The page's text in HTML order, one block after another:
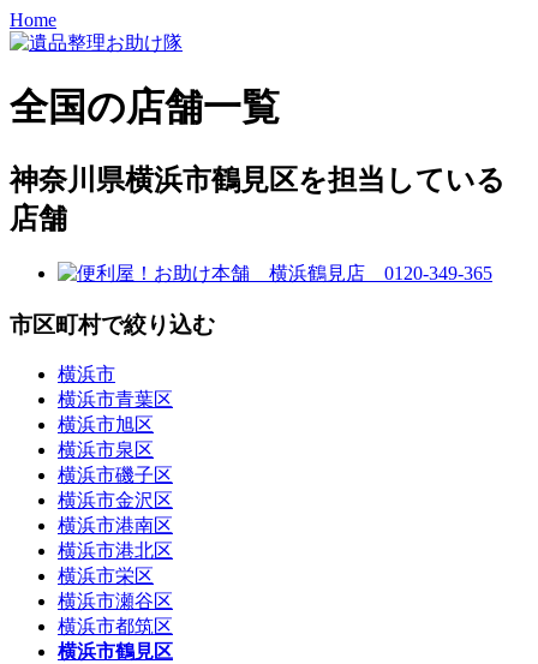
Home
全国の店舗一覧
神奈川県横浜市鶴見区を担当している
店舗
市区町村で絞り込む
横浜市
横浜市青葉区
横浜市旭区
横浜市泉区
横浜市磯子区
横浜市金沢区
横浜市港南区
横浜市港北区
横浜市栄区
横浜市瀬谷区
横浜市都筑区
横浜市鶴見区